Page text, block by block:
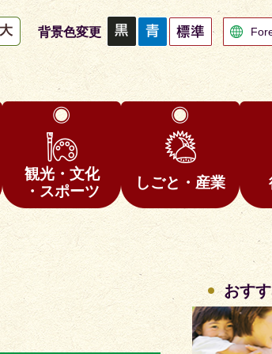
背景色変更
観光・文化
・スポーツ
しごと・産業
おす
2
枚